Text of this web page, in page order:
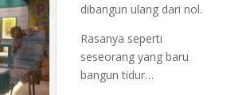
dibangun ulang dari nol.
Rasanya seperti
seseorang yang baru
bangun tidur…